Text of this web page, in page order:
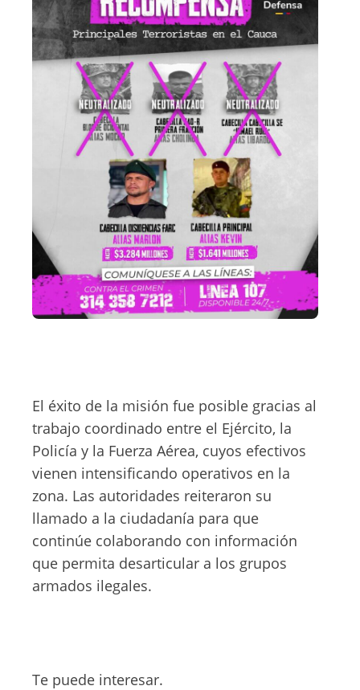
El éxito de la misión fue posible gracias al
trabajo coordinado entre el Ejército, la
Policía y la Fuerza Aérea, cuyos efectivos
vienen intensificando operativos en la
zona. Las autoridades reiteraron su
llamado a la ciudadanía para que
continúe colaborando con información
que permita desarticular a los grupos
armados ilegales.
Te puede interesar.